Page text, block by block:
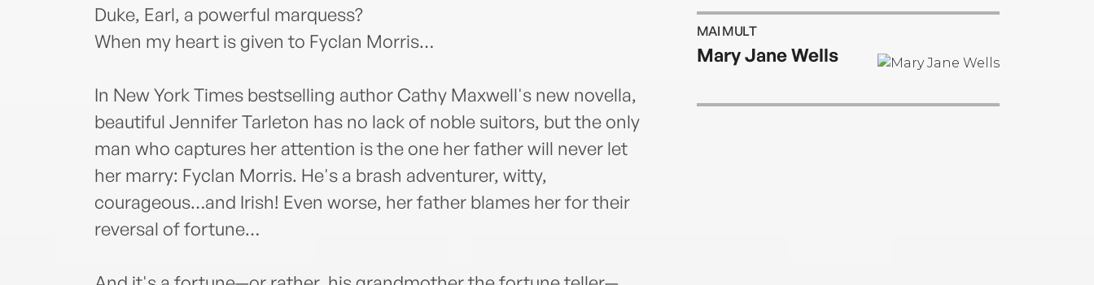
Duke, Earl, a powerful marquess?
When my heart is given to Fyclan Morris…
In New York Times bestselling author Cathy Maxwell's new novella,
beautiful Jennifer Tarleton has no lack of noble suitors, but the only
man who captures her attention is the one her father will never let
her marry: Fyclan Morris. He's a brash adventurer, witty,
courageous…and Irish! Even worse, her father blames her for their
reversal of fortune…
MAI MULT
Mary Jane Wells